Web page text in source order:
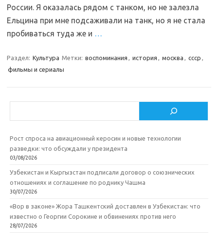
России. Я оказалась рядом с танком, но не залезла
Ельцина при мне подсаживали на танк, но я не стала
пробиваться туда же и …
Раздел: Культура Метки: воспоминания , история , москва , ссср ,
фильмы и сериалы
Рост спроса на авиационный керосин и новые технологии
разведки: что обсуждали у президента
03/08/2026
Узбекистан и Кыргызстан подписали договор о союзнических
отношениях и соглашение по роднику Чашма
30/07/2026
«Вор в законе» Жора Ташкентский доставлен в Узбекистан: что
известно о Георгии Сорокине и обвинениях против него
28/07/2026